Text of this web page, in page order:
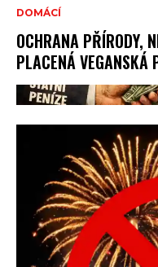
DOMÁCÍ
OCHRANA PŘÍRODY,
PLACENÁ VEGANSKÁ